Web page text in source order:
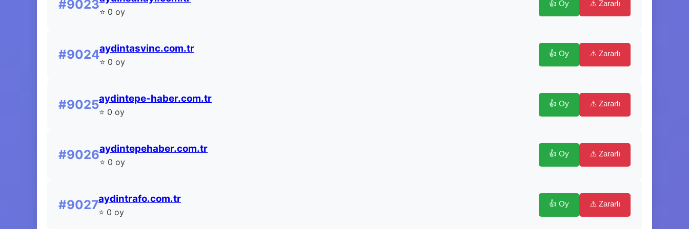
#9023⭐ 0 oy
👍 Oy ⚠️ Zararlı
#9024aydintasvinc.com.tr
⭐ 0 oy
👍 Oy ⚠️ Zararlı
#9025aydintepe-haber.com.tr
⭐ 0 oy
👍 Oy ⚠️ Zararlı
#9026aydintepehaber.com.tr
⭐ 0 oy
👍 Oy ⚠️ Zararlı
#9027aydintrafo.com.tr
⭐ 0 oy
👍 Oy ⚠️ Zararlı